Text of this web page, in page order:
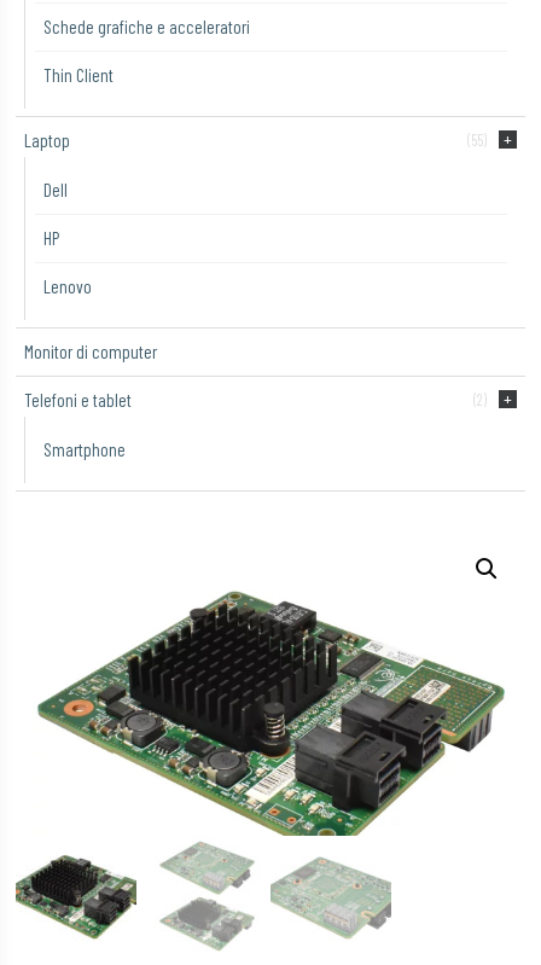
Schede grafiche e acceleratori
Thin Client
Laptop (55)
Dell
HP
Lenovo
Monitor di computer
Telefoni e tablet (2)
Smartphone